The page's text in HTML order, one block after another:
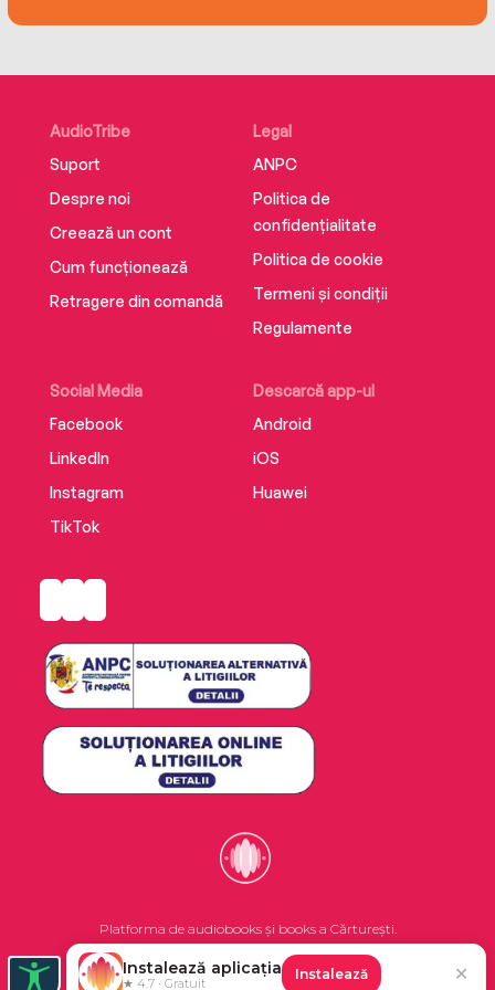
AudioTribe
Suport
Despre noi
Creează un cont
Cum funcționează
Retragere din comandă
Social Media
Facebook
LinkedIn
Instagram
TikTok
Descarcă app-ul
Android
iOS
Huawei
Legal
ANPC
Politica de
confidențialitate
Politica de cookie
Termeni și condiții
Regulamente
Platforma de audiobooks și books a Cărturești.
©2026 Nemo EPG SRL. Toate drepturile rezervate.
Instalează aplicația
★ 4.7 · Gratuit
Instalează ✕